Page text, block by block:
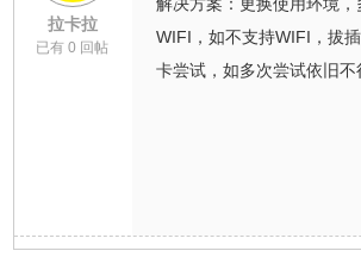
拉卡拉
已有 0 回帖
WIFI，如不支持WIFI，拔
卡尝试，如多次尝试依旧不